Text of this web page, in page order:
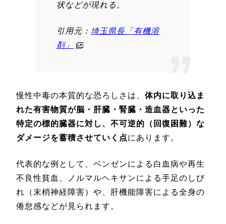
状などが現れる。
引用元： 埼玉県長「有機溶
剤」
慢性中毒の本質的な恐ろしさは、 体内に取り込ま
れた有害物質が脳・肝臓・腎臓・造血器といった
特定の標的臓器に対し、不可逆的（回復困難）な
ダメージを蓄積させていく点にあります。
代表的な例として、ベンゼンによる白血病や再生
不良性貧血、ノルマルヘキサンによる手足のしび
れ（末梢神経障害）や、肝機能障害による全身の
倦怠感などが見られます。